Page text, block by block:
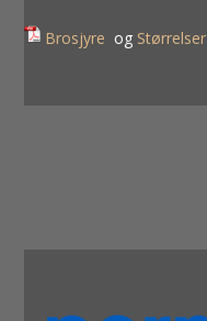
Brosjyre og Størrelser